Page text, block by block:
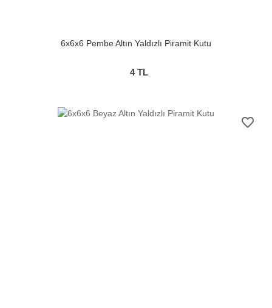
6x6x6 Pembe Altın Yaldızlı Piramit Kutu
4TL
favorite_border